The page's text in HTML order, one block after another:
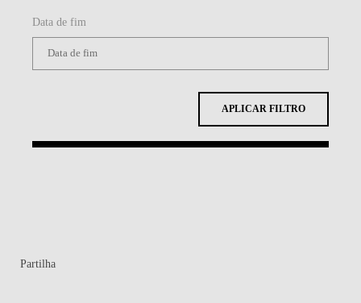
Data de fim
APLICAR FILTRO
Partilha